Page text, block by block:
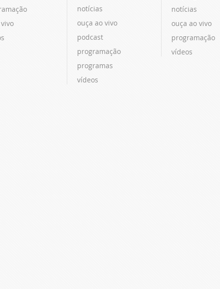
notícias
ouça ao vivo
podcast
programação
programas
vídeos
notícias
ouça ao vivo
programação
vídeos